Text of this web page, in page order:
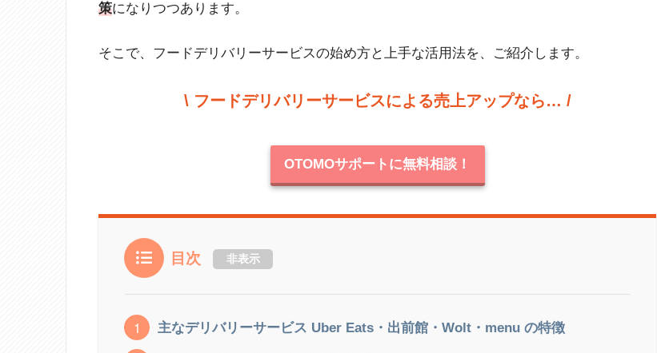
策になりつつあります。
そこで、フードデリバリーサービスの始め方と上手な活用法を、ご紹介します。
\ フードデリバリーサービスによる売上アップなら… /
OTOMOサポートに無料相談！
目次 非表示
主なデリバリーサービス Uber Eats・出前館・Wolt・menu の特徴